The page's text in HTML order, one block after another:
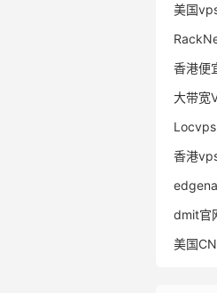
美国
香港便
大带宽
Locvps
香港
dmit官